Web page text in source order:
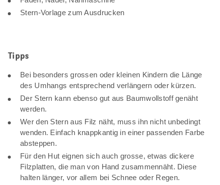
Stern-Vorlage zum Ausdrucken
Tipps
Bei besonders grossen oder kleinen Kindern die Länge
des Umhangs entsprechend verlängern oder kürzen.
Der Stern kann ebenso gut aus Baumwollstoff genäht
werden.
Wer den Stern aus Filz näht, muss ihn nicht unbedingt
wenden. Einfach knappkantig in einer passenden Farbe
absteppen.
Für den Hut eignen sich auch grosse, etwas dickere
Filzplatten, die man von Hand zusammennäht. Diese
halten länger, vor allem bei Schnee oder Regen.